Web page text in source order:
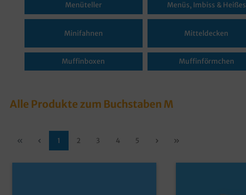
Menüteller Menüs, Imbiss & Heißes
Minifahnen Mitteldecken
Muffinboxen Muffinförmchen
Alle Produkte zum Buchstaben M
1 2 3 4 5